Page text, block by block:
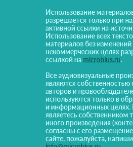
Использование
разрешается только при
активной ссылки на
Использование всех
материалов без изменений
некоммерческих целях
ссылкой на microbius.ru.
Все аудиовизуальные
являются собственностью
авторов и
используются только в
и информационных целях.
являетесь собственником
иного произведения
согласны с его
сайте, пожалуйста,